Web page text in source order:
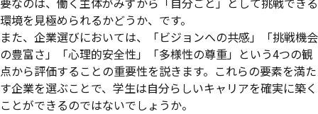
環境を見極められるかどうか、です。
また、企業選びにおいては、「ビジョンへの共感」「挑戦機会
の豊富さ」「心理的安全性」「多様性の尊重」という4つの観
点から評価することの重要性を説きます。これらの要素を満た
す企業を選ぶことで、学生は自分らしいキャリアを確実に築く
ことができるのではないでしょうか。